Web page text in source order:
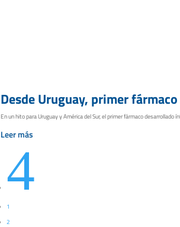
Desde Uruguay, primer
En un hito para Uruguay y América del Sur, el primer fármaco
Leer más
4
1
2